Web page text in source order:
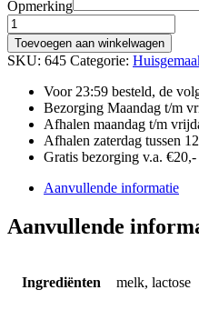
Opmerking
ZUURKOOLSTAMPPOT
aantal
Toevoegen aan winkelwagen
SKU: 645 Categorie:
Voor 23:59 besteld, de
Bezorging Maandag t/m
Afhalen maandag t/m
Afhalen zaterdag tussen
Gratis bezorging v.a. €20,-
Aanvullende informatie
Aanvullende
Ingrediënten melk, lactose